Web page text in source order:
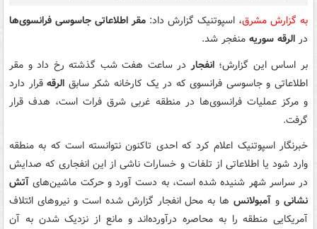
به گزارش مشرق، اسپوتنیک گزارش داد: مقر اطلاعاتی جاسوسی فرانسوی‌ها
در الرقه سوریه منفجر شد.
بر اساس این گزارش؛ انفجاردر ساعت هفت شب گذشته رخ داد و مقر
اطلاعاتی و جاسوسی فرانسوی که در یک کارخانه شکر سابق الرقهقرار دارد
و مرکز عملیات فرانسوی‌ها در منطقه غربی شرق فرات است، هدف قرار
گرفت.
خبرنگار اسپوتنیک اعلام کرد که احدی تاکنون نتوانسته است که به منطقه
وارد شود یا اطلاعاتی از تلفات و خسارات ناشی از این انفجاری که صدایش
در سراسر شهر شنیده شده است، به دست آورد و حرکت ماشین‌هایآتش
نشانیوآمبولانس‌ها به محل انفجار گزارش شده است و نیروهای ائتلاف
آمریکایی منطقه را به محاصره درآورده‌اند و مانع از نزدیک شدن به آن